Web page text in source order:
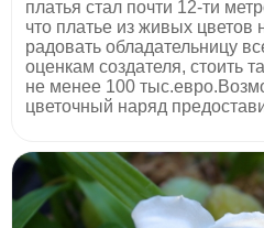
платья стал почти 12-ти
что платье из живых цветов
радовать обладательницу
оценкам создателя, стоить
не менее 100
цветочный наряд